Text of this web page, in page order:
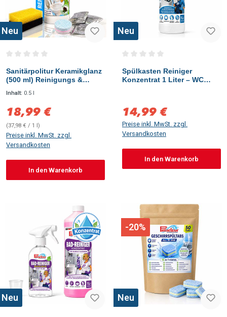
Neu
Sanitärpolitur Keramikglanz
(500 ml) Reinigungs &
Cleaner Tabs
Inhalt: 0.5 l
Verkaufspreis:
18,99 €
(37,98 € / 1 l)
Preise inkl. MwSt. zzgl.
Versandkosten
In den Warenkorb
Neu
Spülkasten Reiniger
Konzentrat 1 Liter – WC
Verkaufspreis:
14,99 €
Preise inkl. MwSt. zzgl.
Versandkosten
In den Warenkorb
Neu
-20%
Neu